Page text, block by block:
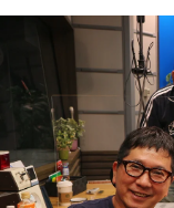
お知らせ
イベント・
YouTube
会社情報